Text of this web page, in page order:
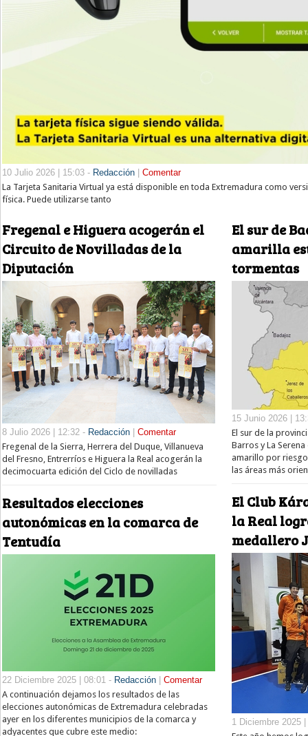
10 Julio 2026 | 15:03 - Redacción
Comentar
La Tarjeta Sanitaria Virtual ya está disponible en toda Extremadura como
física. Puede utilizarse tanto
Fregenal e Higuera acogerán el
Circuito de Novilladas de la
Diputación
8 Julio 2026 | 12:32 - Redacción
Comentar
Fregenal de la Sierra, Herrera del Duque, Villanueva
del Fresno, Entrerríos e Higuera la Real acogerán la
decimocuarta edición del Ciclo de novilladas
Resultados elecciones
autonómicas en la comarca de
Tentudía
22 Diciembre 2025 | 08:01 - Redacción | Comentar
A continuación dejamos los resultados de las
elecciones autonómicas de Extremadura celebradas
ayer en los diferentes municipios de la comarca y
adyacentes que cubre este medio:
El sur de
amarilla
tormentas
15 Junio 2026 |
El sur de la
Barros y La
amarillo por
las áreas más
El Club
la Real
medallero
1 Diciembre 2025